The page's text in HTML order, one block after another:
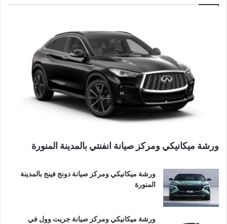
ورشة ميكانيكي ومركز صيانة انفنتي بالمدينة المنورة
ورشة ميكانيكي ومركز صيانة دونج فينج بالمدينة
المنورة
ورشة ميكانيكي ومركز صيانة جريت وول في